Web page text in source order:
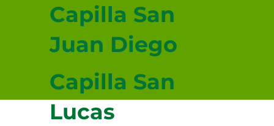
Capilla San
Juan Diego
Capilla San
Lucas